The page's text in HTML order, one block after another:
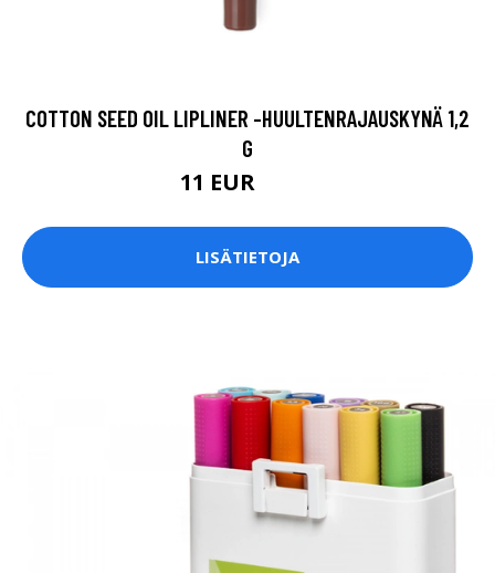
COTTON SEED OIL LIPLINER -HUULTENRAJAUSKYNÄ 1,2
G
11 EUR
LISÄTIETOJA